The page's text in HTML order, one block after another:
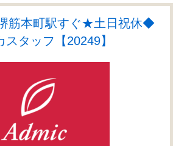
筋本町駅すぐ★土日祝休◆
タッフ【20249】